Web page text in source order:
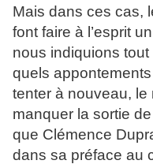
Mais dans ces cas,
font faire à l’esprit
nous indiquions
quels
tenter à nouveau, le
manquer la sortie
que Clémence
dans sa préface au